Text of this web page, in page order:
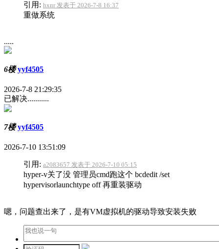
引用: hxnr 发表于 2026-7-8 16:37
重做系统
.....
6楼 yyf4505
2026-7-8 21:29:35
已解决...........
7楼 yyf4505
2026-7-10 13:51:09
引用: a2083657 发表于 2026-7-10 05:15
hyper-v关了没 管理员cmd跑这个 bcdedit /set
hypervisorlaunchtype off 再重装驱动
嗯，问题查出来了，是有VM虚拟机的驱动导致安装失败